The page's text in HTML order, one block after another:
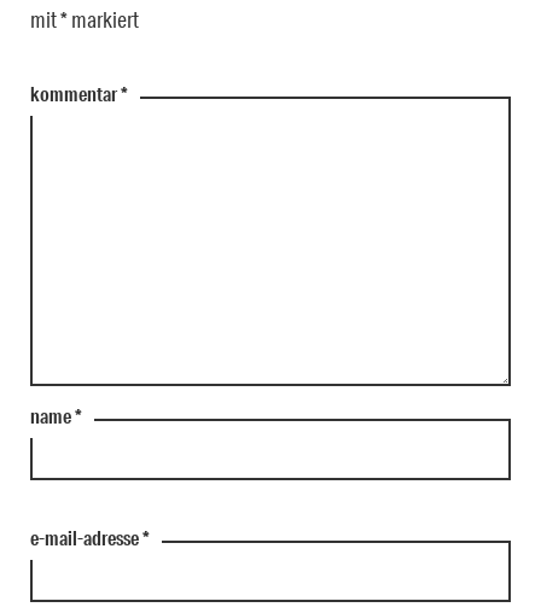
mit*markiert
kommentar*
name*
e-mail-adresse*